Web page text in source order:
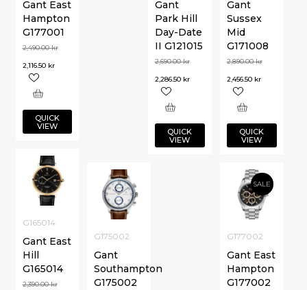
Gant
Sussex
Mid
G171008
2,890.00kr
2,456.50 kr
QUICK
VIEW
Gant East
Hampton
G177001
2,490.00kr
2,116.50 kr
QUICK
VIEW
Gant
Park Hill
Day-Date
II G121015
2,690.00kr
2,286.50 kr
QUICK
VIEW
G165014
Gant East
Hill
G165014
2,390.00kr
SALE
G177002
Gant East
Hampton
G177002
G175002
Gant
Southampton
G175002